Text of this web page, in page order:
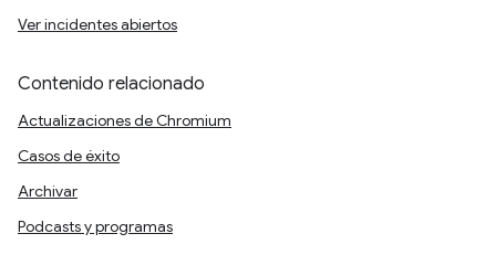
Ver incidentes abiertos
Contenido relacionado
Actualizaciones de Chromium
Casos de éxito
Archivar
Podcasts y programas